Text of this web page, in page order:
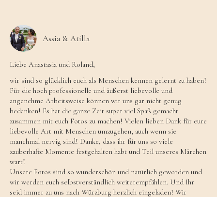
Assia & Atilla
Liebe Anastasia und Roland,
wir sind so glücklich euch als Menschen kennen gelernt zu haben!
Für die hoch professionelle und äußerst liebevolle und
angenehme Arbeitsweise können wir uns gar nicht genug
bedanken! Es hat die ganze Zeit super viel Spaß gemacht
zusammen mit euch Fotos zu machen! Vielen lieben Dank für eure
liebevolle Art mit Menschen umzugehen, auch wenn sie
manchmal nervig sind! Danke, dass ihr für uns so viele
zauberhafte Momente festgehalten habt und Teil unseres Märchen
wart!
Unsere Fotos sind so wunderschön und natürlich geworden und
wir werden euch selbstverständlich weiterempfählen. Und Ihr
seid immer zu uns nach Würzburg herzlich eingeladen! Wir